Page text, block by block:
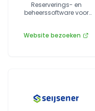
Reserverings- en
beheerssoftware voor
Website bezoeken